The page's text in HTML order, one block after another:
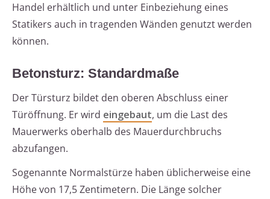
Handel erhältlich und unter Einbeziehung eines
Statikers auch in tragenden Wänden genutzt werden
können.
Betonsturz: Standardmaße
Der Türsturz bildet den oberen Abschluss einer
Türöffnung. Er wird eingebaut, um die Last des
Mauerwerks oberhalb des Mauerdurchbruchs
abzufangen.
Sogenannte Normalstürze haben üblicherweise eine
Höhe von 17,5 Zentimetern. Die Länge solcher